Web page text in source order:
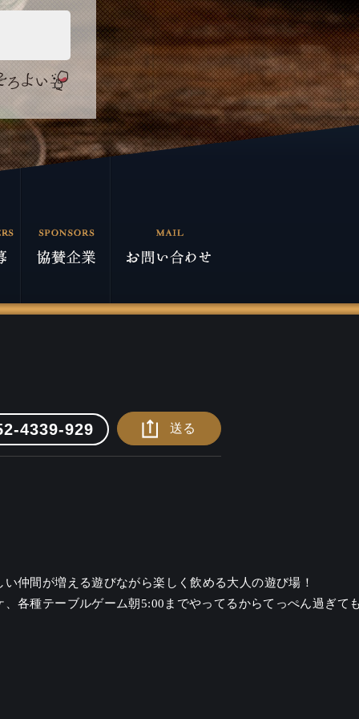
4339-929 送る
仲間が増える遊びながら楽しく飲める大人の遊び場！
各種テーブルゲーム朝5:00までやってるからてっぺん過ぎ